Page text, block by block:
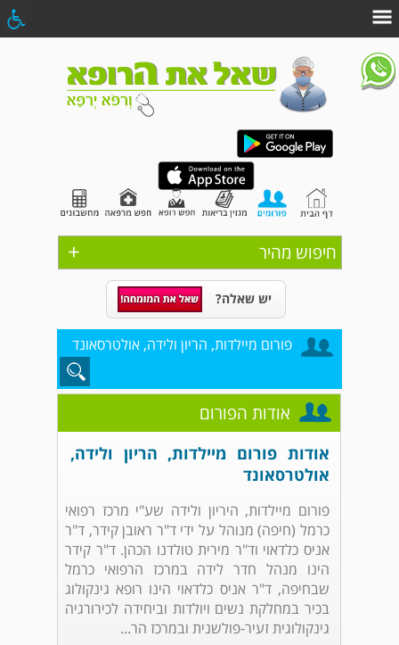
+ חיפוש מהיר
יש שאלה?
פורום מיילדות, הריון ולידה, אולטרסאונד
אודות הפורום
אודות פורום מיילדות, הריון ולידה,
אולטרסאונד
פורום מיילדות, היריון ולידה שע"י מרכז רפואי
כרמל (חיפה) מנוהל על ידי ד"ר ראובן קידר, ד"ר
אניס כלדאוי וד"ר מירית טולדנו הכהן. ד"ר קידר
הינו מנהל חדר לידה במרכז הרפואי כרמל
שבחיפה, ד"ר אניס כלדאוי הינו רופא גינקולוג
בכיר במחלקת נשים ויולדות וביחידה לכירורגיה
גינקולוגית זעיר-פולשנית ובמרכז הר...